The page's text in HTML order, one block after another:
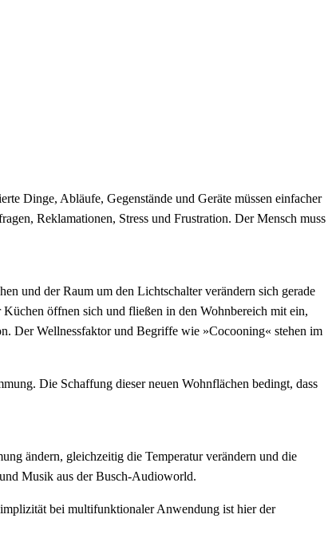
Dinge, Abläufe, Gegenstände und Geräte müssen einfacher
Reklamationen, Stress und Frustration. Der Mensch muss
und der Raum um den Lichtschalter verändern sich gerade
öffnen sich und fließen in den Wohnbereich mit ein,
Der Wellnessfaktor und Begriffe wie »Cocooning« stehen im
Die Schaffung dieser neuen Wohnflächen bedingt, dass
ändern, gleichzeitig die Temperatur verändern und die
Musik aus der Busch-Audioworld.
bei multifunktionaler Anwendung ist hier der